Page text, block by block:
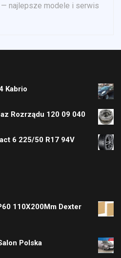
— najlepsze modele i serwis
Kabrio
Rozrządu 120 09 040
6 225/50 R17 94V
110X200Mm Dexter
Polska